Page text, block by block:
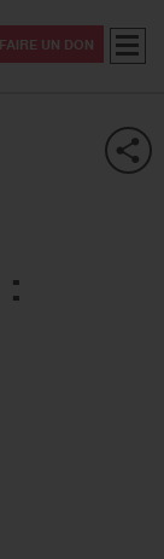
FAIRE UN DON